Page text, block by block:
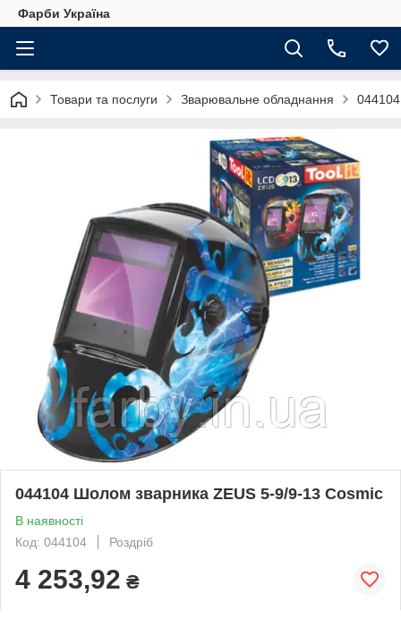
Фарби Україна
Товари та послуги Зварювальне обладнання
044104 Шолом зварника ZEUS 5-9/9-13 Cosmic
В наявності
Код: 044104
Роздріб
4 253,92 ₴